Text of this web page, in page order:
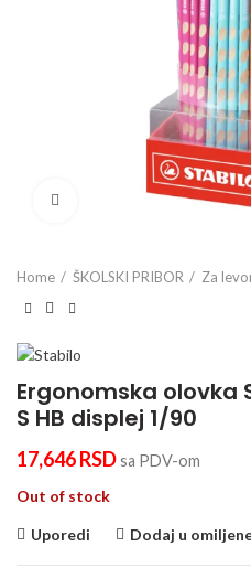
Click to enlarge
Home ŠKOLSKI PRIBOR Za
Ergonomska olovka
S HB displej 1/90
17,646RSDsa PDV-om
Out of stock
Uporedi Dodaj u